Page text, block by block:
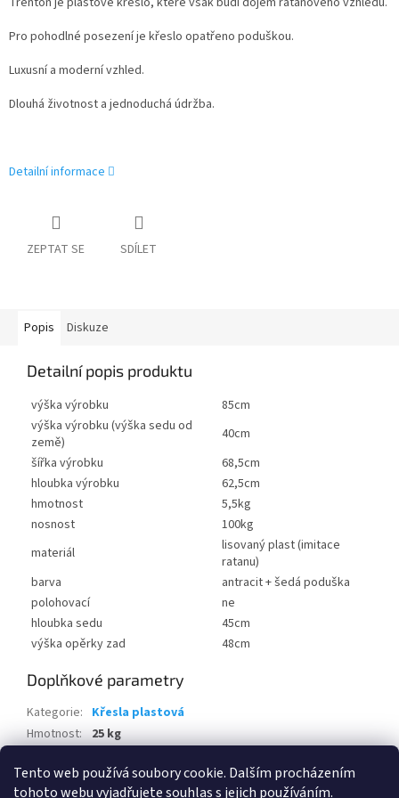
Tento web používá soubory cookie. Dalším procházením
tohoto webu vyjadřujete souhlas s jejich používáním.
Pro pohodlné posezení je křeslo opatřeno poduškou.
Luxusní a moderní vzhled.
Dlouhá životnost a jednoduchá údržba.
Detailní informace
ZEPTAT SE SDÍLET
Popis Diskuze
Detailní popis produktu
výška výrobku
85cm
výška výrobku (výška sedu od
země)
40cm
šířka výrobku
68,5cm
hloubka výrobku
62,5cm
hmotnost
5,5kg
nosnost
100kg
materiál
lisovaný plast (imitace
ratanu)
barva
antracit + šedá poduška
polohovací
ne
hloubka sedu
45cm
výška opěrky zad
48cm
Doplňkové parametry
Kategorie: Křesla plastová
Hmotnost: 25 kg